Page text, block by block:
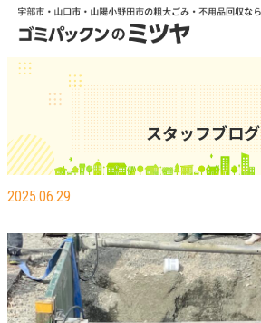
スタッフブログ
湧水の中の配管作業！
2025.06.29